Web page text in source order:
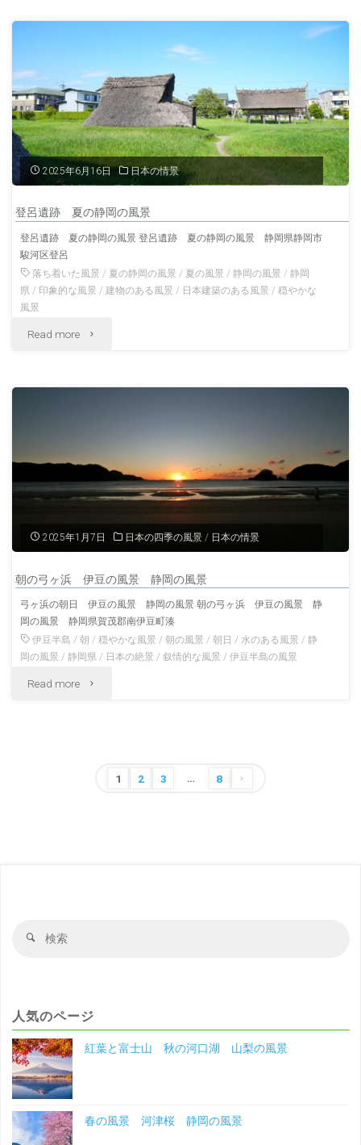
静
岡
の
風
風
景
富
宮
岡
景"
2025年6月16日 日本の情景
登呂遺跡 夏の静岡の風景
登呂遺跡 夏の静岡の風景 登呂遺跡 夏の静岡の風景 静岡県静岡市
駿河区登呂
落ち着いた風景 / 夏の静岡の風景 / 夏の風景 /静岡の風景 /静岡
県 / 印象的な風景 /建物のある風景 / 日本建築のある風景 /穏やかな
風景
Read more "登
夏
の
の
風
景"
2025年1月7日 日本の四季の風景 / 日本の情景
朝の弓ヶ浜 伊豆の風景 静岡の風景
弓ヶ浜の朝日 伊豆の風景 静岡の風景 朝の弓ヶ浜 伊豆の風景 静
岡の風景 静岡県賀茂郡南伊豆町湊
伊豆半島 /朝 /穏やかな風景 /朝の風景 /朝日 /水のある風景 /静
岡の風景 /静岡県 / 日本の絶景 /叙情的な風景 /伊豆半島の風景
Read more "朝
投
1 2 3 … 8
検
人気のページ
紅葉と富士山 秋の河口湖 山梨の風景
春の風景 河津桜 静岡の風景